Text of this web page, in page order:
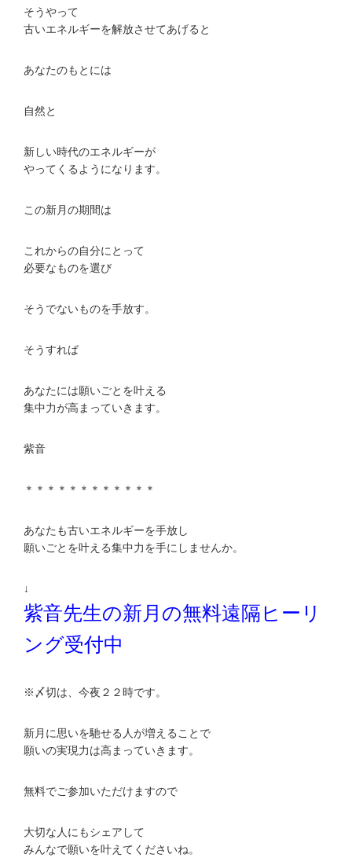
そうやって
古いエネルギーを解放させてあげると
あなたのもとには
自然と
新しい時代のエネルギーが
やってくるようになります。
この新月の期間は
これからの自分にとって
必要なものを選び
そうでないものを手放す。
そうすれば
あなたには願いごとを叶える
集中力が高まっていきます。
紫音
＊＊＊＊＊＊＊＊＊＊＊＊
あなたも古いエネルギーを手放し
願いごとを叶える集中力を手にしませんか。
↓
紫音先生の新月の無料遠隔ヒーリ
ング受付中
※〆切は、今夜２２時です。
新月に思いを馳せる人が増えることで
願いの実現力は高まっていきます。
無料でご参加いただけますので
大切な人にもシェアして
みんなで願いを叶えてくださいね。